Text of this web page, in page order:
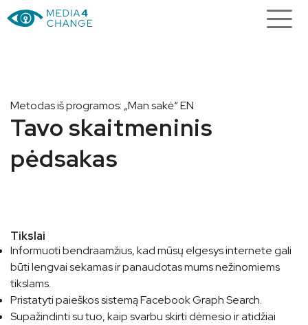
Metodas iš programos: „Man sakė“ EN
Tavo skaitmeninis
pėdsakas
Tikslai
Informuoti bendraamžius, kad mūsų elgesys internete gali
būti lengvai sekamas ir panaudotas mums nežinomiems
tikslams.
Pristatyti paieškos sistemą Facebook Graph Search.
Supažindinti su tuo, kaip svarbu skirti dėmesio ir atidžiai